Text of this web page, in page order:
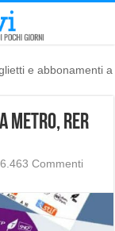
e abbonamenti a
RER
6.463 Commenti